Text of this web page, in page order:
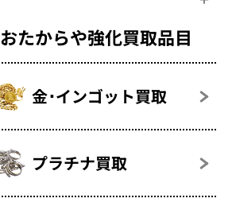
おたからや強化買取品目
金･インゴット買取
プラチナ買取